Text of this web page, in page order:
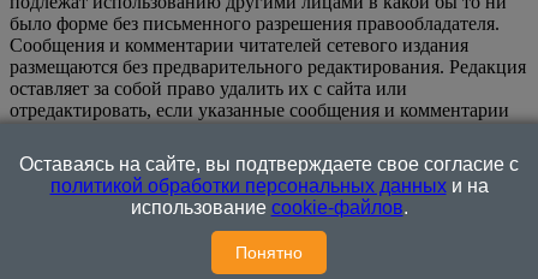
было форме без письменного разрешения правообладателя.
Сообщения и комментарии читателей сетевого издания
размещаются без предварительного редактирования. Редакция
оставляет за собой право удалить их с сайта или
отредактировать, если указанные сообщения и комментарии
или нарушением иных требований закона.
информационном ресурсе применяются рекомендательные
технологии (информационные технологии предоставления
информации на основе сбора, систематизации и анализа
сведений, относящихся к предпочтениям пользователей сети
"Интернет", находящихся на территории Российской
Оставаясь на сайте, вы подтверждаете свое согласие с
политикой обработки персональных данныхи на
использование cookie-файлов.
Понятно